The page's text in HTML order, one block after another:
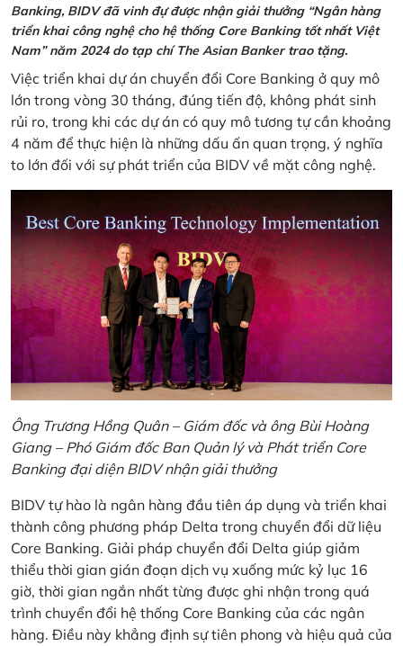
Banking, BIDV đã vinh đự được nhận giải thưởng “Ngân hàng
triển khai công nghệ cho hệ thống Core Banking tốt nhất Việt
Nam” năm 2024 do tạp chí The Asian Banker trao tặng.
Việc triển khai dự án chuyển đổi Core Banking ở quy mô
lớn trong vòng 30 tháng, đúng tiến độ, không phát sinh
rủi ro, trong khi các dự án có quy mô tương tự cần khoảng
4 năm để thực hiện là những dấu ấn quan trọng, ý nghĩa
to lớn đối với sự phát triển của BIDV về mặt công nghệ.
Ông Trương Hồng Quân – Giám đốc và ông Bùi Hoàng
Giang – Phó Giám đốc Ban Quản lý và Phát triển Core
Banking đại diện BIDV nhận giải thưởng
BIDV tự hào là ngân hàng đầu tiên áp dụng và triển khai
thành công phương pháp Delta trong chuyển đổi dữ liệu
Core Banking. Giải pháp chuyển đổi Delta giúp giảm
thiểu thời gian gián đoạn dịch vụ xuống mức kỷ lục 16
giờ, thời gian ngắn nhất từng được ghi nhận trong quá
trình chuyển đổi hệ thống Core Banking của các ngân
hàng. Điều này khẳng định sự tiên phong và hiệu quả của